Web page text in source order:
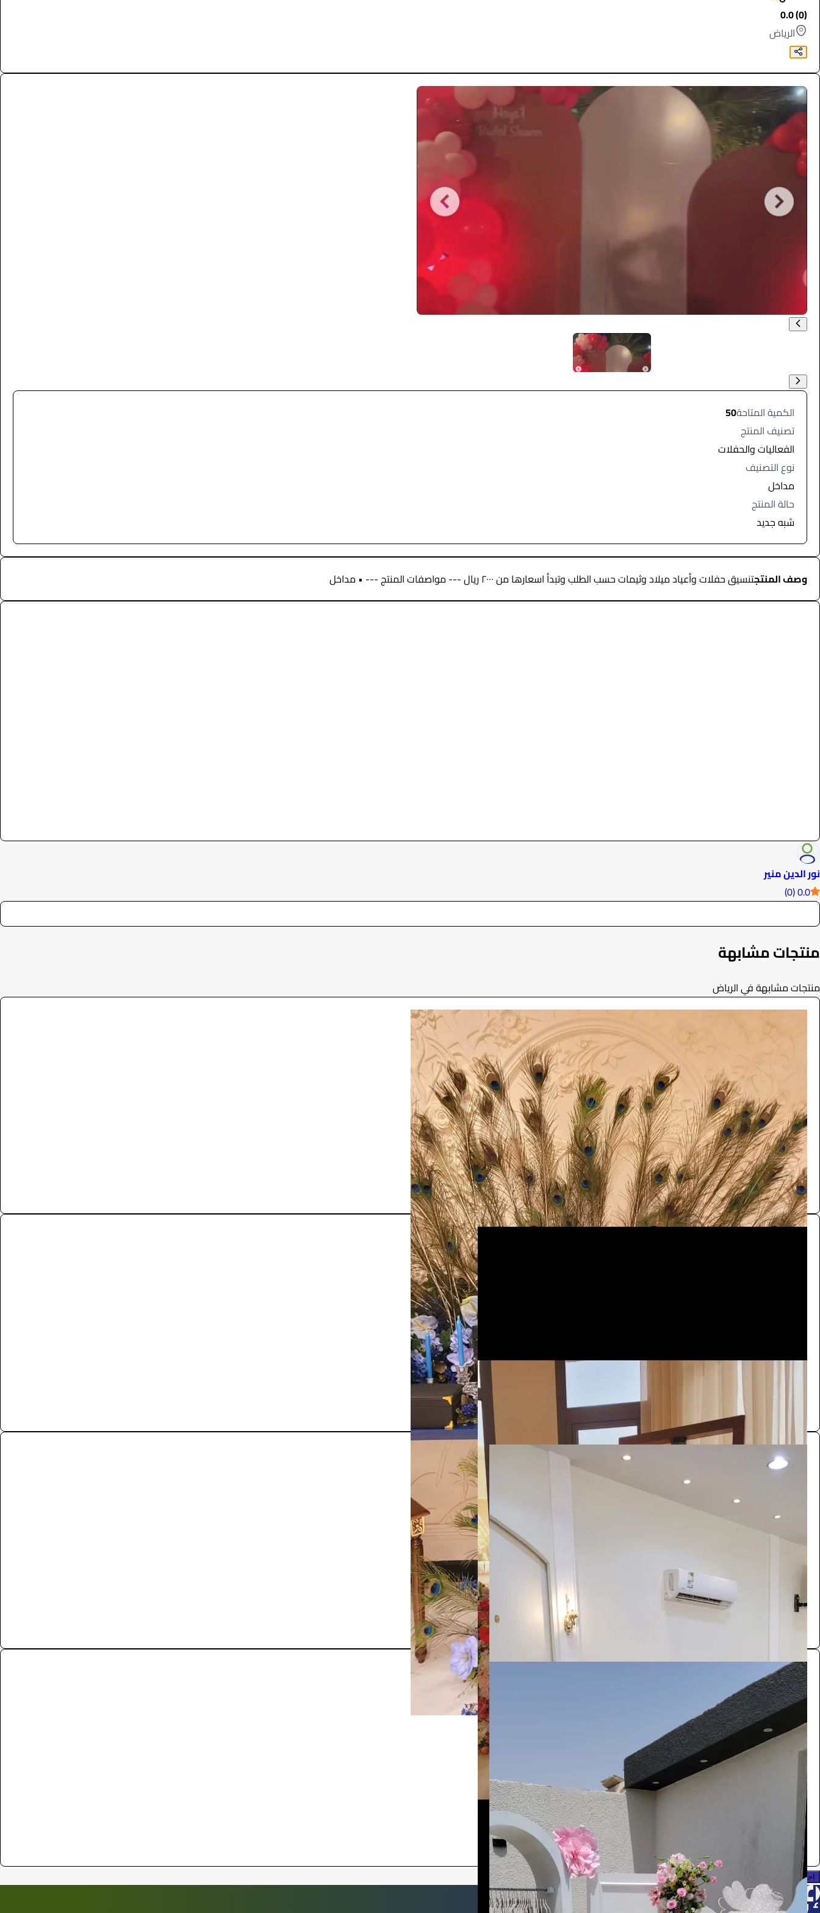
(0) 0.0
الرياض
الكمية المتاحة50
تصنيف المنتج
الفعاليات والحفلات
نوع التصنيف
مداخل
حالة المنتج
شبه جديد
وصف المنتجتنسيق حفلات وأعياد ميلاد وثيمات حسب الطلب وتبدأ اسعارها من ٢٠٠٠ ريال --- مواصفات المنتج --- • مداخل
نور الدين منير
0.0 (0)
منتجات مشابهة
منتجات مشابهة في الرياض
ركن ترحيبي
/ اليوم
الرياض
تنسيقات مناسبات
0.0 (0)
0.0 (0)
ركن ترحيبي
الفعاليات والحفلات
/ اليوم
0.0 (0)
مدخل مناسبات
الفعاليات والحفلات
2200
/ اليوم
احجز الآن